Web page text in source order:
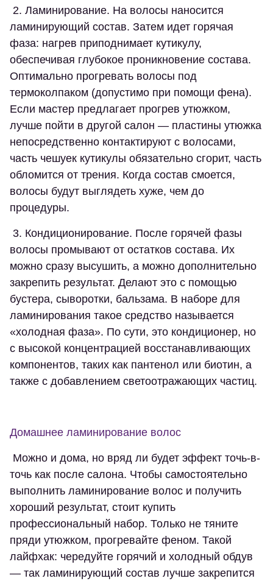
2. Ламинирование. На волосы наносится
ламинирующий состав. Затем идет горячая
фаза: нагрев приподнимает кутикулу,
обеспечивая глубокое проникновение состава.
Оптимально прогревать волосы под
термоколпаком (допустимо при помощи фена).
Если мастер предлагает прогрев утюжком,
лучше пойти в другой салон — пластины утюжка
непосредственно контактируют с волосами,
часть чешуек кутикулы обязательно сгорит, часть
обломится от трения. Когда состав смоется,
волосы будут выглядеть хуже, чем до
процедуры.
3. Кондиционирование. После горячей фазы
волосы промывают от остатков состава. Их
можно сразу высушить, а можно дополнительно
закрепить результат. Делают это с помощью
бустера, сыворотки, бальзама. В наборе для
ламинирования такое средство называется
«холодная фаза». По сути, это кондиционер, но
с высокой концентрацией восстанавливающих
компонентов, таких как пантенол или биотин, а
также с добавлением светоотражающих частиц.
Домашнее ламинирование волос
Можно и дома, но вряд ли будет эффект точь-в-
точь как после салона. Чтобы самостоятельно
выполнить ламинирование волос и получить
хороший результат, стоит купить
профессиональный набор. Только не тяните
пряди утюжком, прогревайте феном. Такой
лайфхак: чередуйте горячий и холодный обдув
— так ламинирующий состав лучше закрепится